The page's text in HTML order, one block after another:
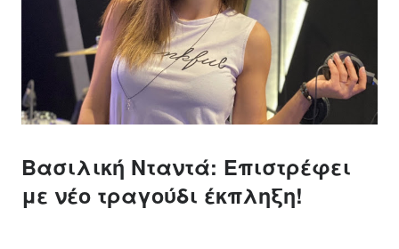
Βασιλική Νταντά: Επιστρέφει
με νέο τραγούδι έκπληξη!